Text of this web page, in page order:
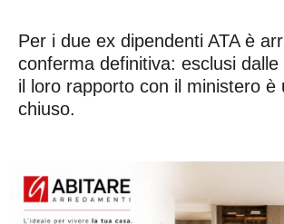
Per i due ex dipendenti ATA è
conferma definitiva: esclusi dalle
il loro rapporto con il ministero è
chiuso.